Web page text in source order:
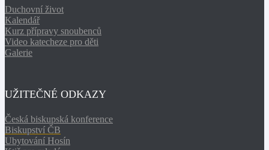
Duchovní život
Kalendář
Kurz přípravy snoubenců
Video katecheze pro děti
Galerie
UŽITEČNÉ ODKAZY
Česká biskupská konference
Biskupství ČB
Ubytování Hosín